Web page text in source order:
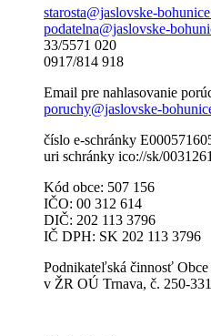
starosta@jaslovske-
podatelna@jaslovske-
33/5571 020
0917/814 918
Email pre nahlasovanie
poruchy@jaslovske-
číslo e-schránky
uri schránky ico://sk/
Kód obce: 507 156
IČO: 00 312 614
DIČ: 202 113 3796
IČ DPH: SK 202 113 3796
Podnikateľská činnosť Obce
v ŽR OÚ Trnava, č. 250-